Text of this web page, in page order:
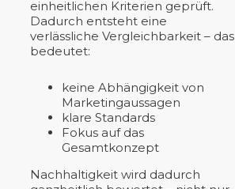
einheitlichen Kriterien geprüft.
Dadurch entsteht eine
verlässliche Vergleichbarkeit – das
bedeutet:
keine Abhängigkeit von
Marketingaussagen
klare Standards
Fokus auf das
Gesamtkonzept
Nachhaltigkeit wird dadurch